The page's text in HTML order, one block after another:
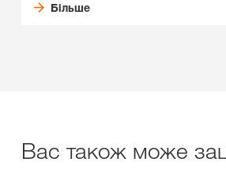
Більше
Вас також може